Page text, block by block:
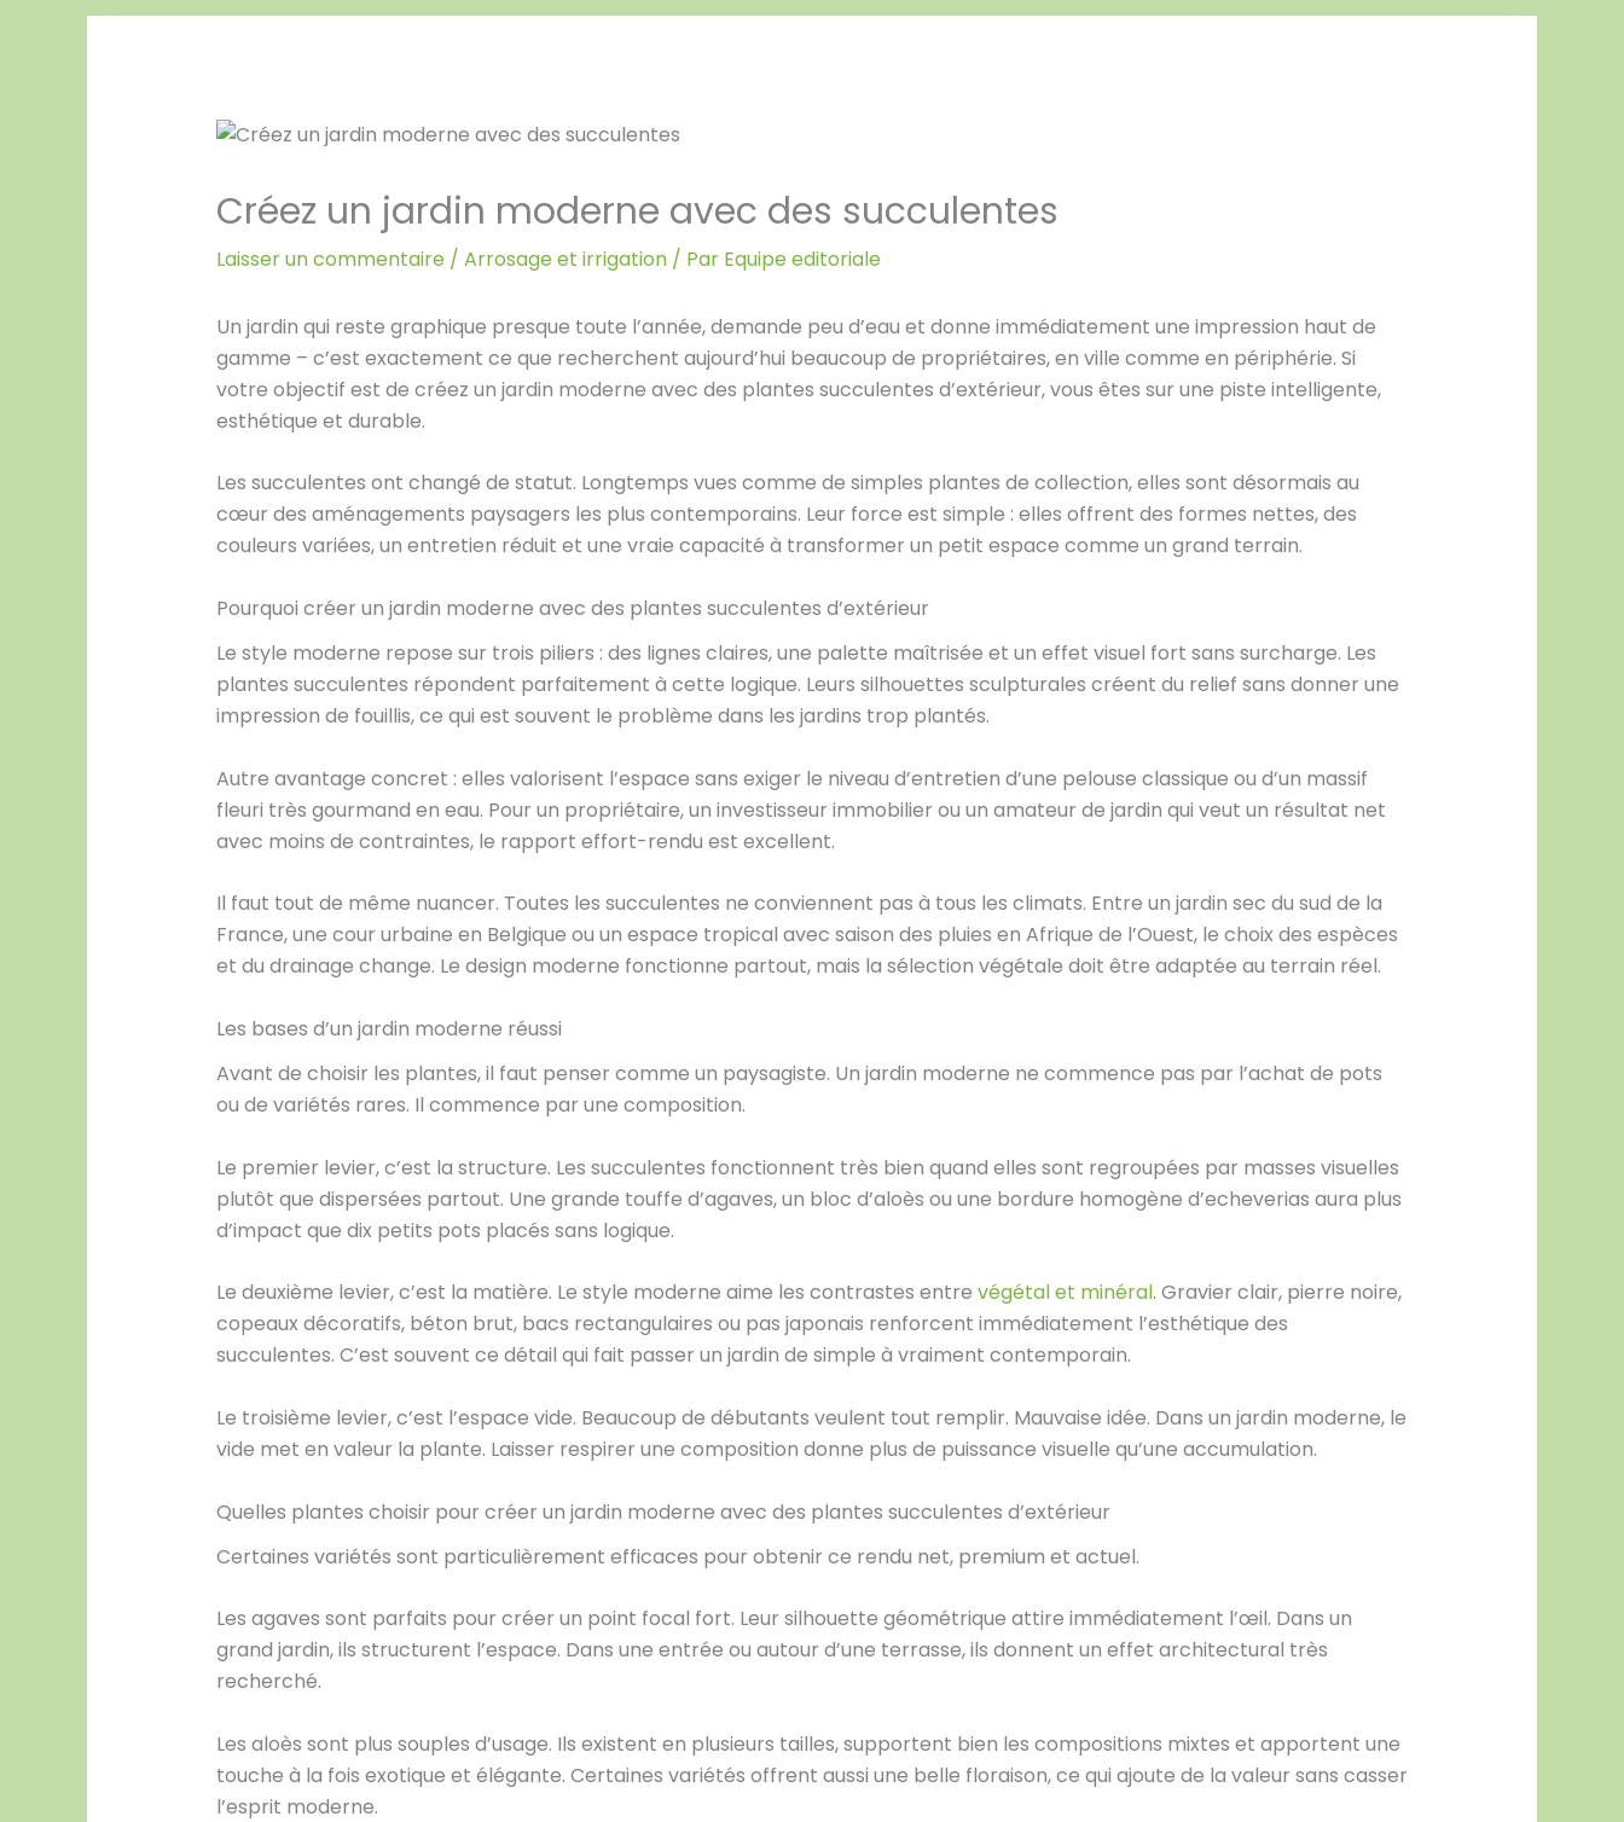
Créez un jardin moderne avec des succulentes
Laisser un commentaire / Arrosage et irrigation/ Par Equipe editoriale
Un jardin qui reste graphique presque toute l’année, demande peu d’eau et donne immédiatement une impression haut de
gamme – c’est exactement ce que recherchent aujourd’hui beaucoup de propriétaires, en ville comme en périphérie. Si
votre objectif est de créez un jardin moderne avec des plantes succulentes d’extérieur, vous êtes sur une piste intelligente,
esthétique et durable.
Les succulentes ont changé de statut. Longtemps vues comme de simples plantes de collection, elles sont désormais au
cœur des aménagements paysagers les plus contemporains. Leur force est simple : elles offrent des formes nettes, des
couleurs variées, un entretien réduit et une vraie capacité à transformer un petit espace comme un grand terrain.
Pourquoi créer un jardin moderne avec des plantes succulentes d’extérieur
Le style moderne repose sur trois piliers : des lignes claires, une palette maîtrisée et un effet visuel fort sans surcharge. Les
plantes succulentes répondent parfaitement à cette logique. Leurs silhouettes sculpturales créent du relief sans donner une
impression de fouillis, ce qui est souvent le problème dans les jardins trop plantés.
Autre avantage concret : elles valorisent l’espace sans exiger le niveau d’entretien d’une pelouse classique ou d’un massif
fleuri très gourmand en eau. Pour un propriétaire, un investisseur immobilier ou un amateur de jardin qui veut un résultat net
avec moins de contraintes, le rapport effort-rendu est excellent.
Il faut tout de même nuancer. Toutes les succulentes ne conviennent pas à tous les climats. Entre un jardin sec du sud de la
France, une cour urbaine en Belgique ou un espace tropical avec saison des pluies en Afrique de l’Ouest, le choix des espèces
et du drainage change. Le design moderne fonctionne partout, mais la sélection végétale doit être adaptée au terrain réel.
Les bases d’un jardin moderne réussi
Avant de choisir les plantes, il faut penser comme un paysagiste. Un jardin moderne ne commence pas par l’achat de pots
ou de variétés rares. Il commence par une composition.
Le premier levier, c’est la structure. Les succulentes fonctionnent très bien quand elles sont regroupées par masses visuelles
plutôt que dispersées partout. Une grande touffe d’agaves, un bloc d’aloès ou une bordure homogène d’echeverias aura plus
d’impact que dix petits pots placés sans logique.
Le deuxième levier, c’est la matière. Le style moderne aime les contrastes entre végétal et minéral. Gravier clair, pierre noire,
copeaux décoratifs, béton brut, bacs rectangulaires ou pas japonais renforcent immédiatement l’esthétique des
succulentes. C’est souvent ce détail qui fait passer un jardin de simple à vraiment contemporain.
Le troisième levier, c’est l’espace vide. Beaucoup de débutants veulent tout remplir. Mauvaise idée. Dans un jardin moderne, le
vide met en valeur la plante. Laisser respirer une composition donne plus de puissance visuelle qu’une accumulation.
Quelles plantes choisir pour créer un jardin moderne avec des plantes succulentes d’extérieur
Certaines variétés sont particulièrement efficaces pour obtenir ce rendu net, premium et actuel.
Les agaves sont parfaits pour créer un point focal fort. Leur silhouette géométrique attire immédiatement l’œil. Dans un
grand jardin, ils structurent l’espace. Dans une entrée ou autour d’une terrasse, ils donnent un effet architectural très
recherché.
Les aloès sont plus souples d’usage. Ils existent en plusieurs tailles, supportent bien les compositions mixtes et apportent une
touche à la fois exotique et élégante. Certaines variétés offrent aussi une belle floraison, ce qui ajoute de la valeur sans casser
l’esprit moderne.